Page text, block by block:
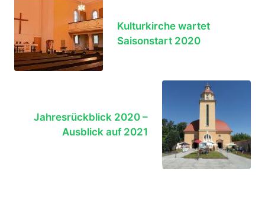
Kulturkirche wartet
Saisonstart 2020
Jahresrückblick 2020 –
Ausblick auf 2021